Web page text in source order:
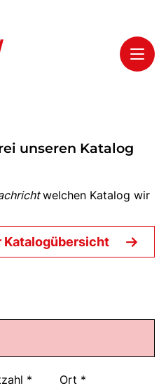
unseren Katalog
welchen Katalog wir
Katalogübersicht
* Ort *